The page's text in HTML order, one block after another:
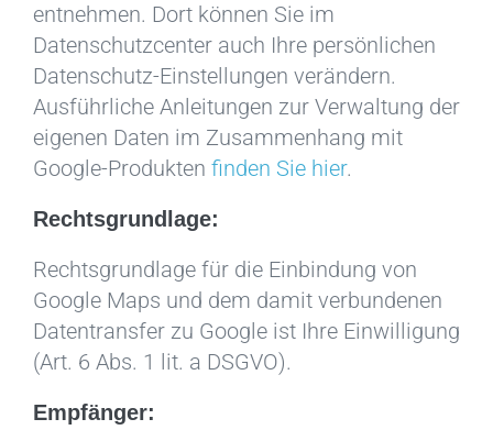
entnehmen. Dort können Sie im
Datenschutzcenter auch Ihre persönlichen
Datenschutz-Einstellungen verändern.
Ausführliche Anleitungen zur Verwaltung der
eigenen Daten im Zusammenhang mit
Google-Produkten finden Sie hier.
Rechtsgrundlage:
Rechtsgrundlage für die Einbindung von
Google Maps und dem damit verbundenen
Datentransfer zu Google ist Ihre Einwilligung
(Art. 6 Abs. 1 lit. a DSGVO).
Empfänger: